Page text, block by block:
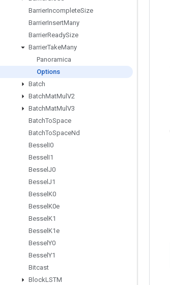
BarrierIncompleteSize
BarrierInsertMany
BarrierReadySize
BarrierTakeMany
Panoramica
Options
Batch
BatchMatMul V2
BatchMatMul V3
BatchToSpace
BatchToSpaceNd
Bessel I0
Bessel I1
Bessel J0
Bessel J1
Bessel K0
Bessel K0e
Bessel K1
Bessel K1e
Bessel Y0
Bessel Y1
Bitcast
BlockLSTM